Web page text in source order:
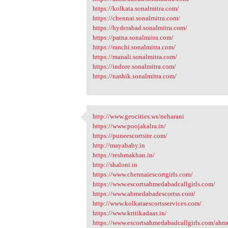
https://kolkata.sonalmitra.com/
https://chennai.sonalmitra.com/
https://hyderabad.sonalmitra.com/
https://patna.sonalmitra.com/
https://ranchi.sonalmitra.com/
https://manali.sonalmitra.com/
https://indore.sonalmitra.com/
https://nashik.sonalmitra.com/
http://www.geocities.ws
http://www.geocities.ws/neharani
https://www.poojakalra.in/
https://puneescortsite.com/
http://mayababy.in
https://reshmakhan.in/
http://shaloni.in
https://www.chennaiescortgirls.com/
https://www.escortsahmedabadcallgirls.com/
https://www.ahmedabadescortss.com/
http://www.kolkataescortsservices.com/
https://www.kritikadaas.in/
https://www.escortsahmedabadcallgirls.com/